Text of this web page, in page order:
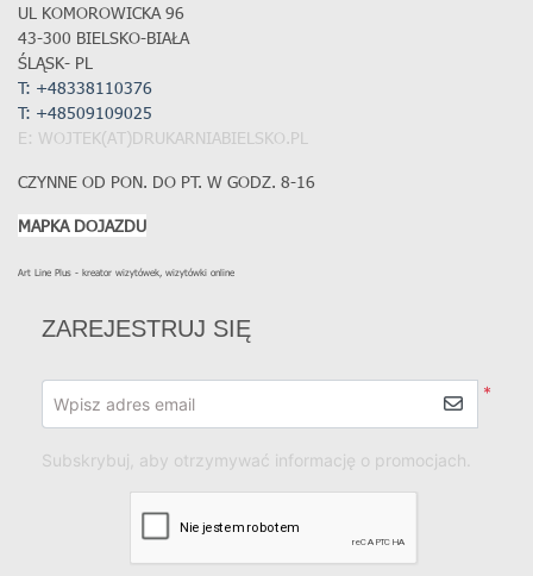
UL KOMOROWICKA 96
43-300 BIELSKO-BIAŁA
ŚLĄSK- PL
T: +48338110376
T: +48509109025
E: WOJTEK(AT)DRUKARNIABIELSKO.PL
CZYNNE OD PON. DO PT. W GODZ. 8-16
MAPKA DOJAZDU
Art Line Plus - kreator wizytówek, wizytówki online
ZAREJESTRUJ SIĘ
*
Wpisz adres email
Subskrybuj, aby otrzymywać informację o promocjach.